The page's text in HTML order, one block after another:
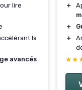
lire
la
avancés
＋
＋
＋